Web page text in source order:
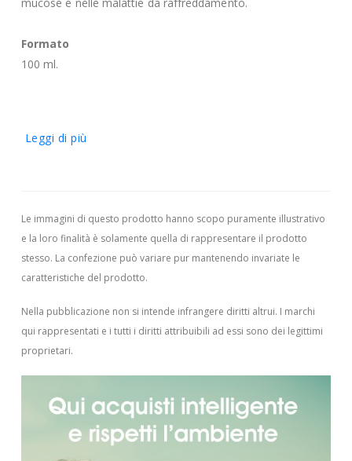
Formato
100 ml.
Leggi di più
Le immagini di questo prodotto hanno scopo puramente illustrativo
e la loro finalità è solamente quella di rappresentare il prodotto
stesso. La confezione può variare pur mantenendo invariate le
caratteristiche del prodotto.
Nella pubblicazione non si intende infrangere diritti altrui. I marchi
qui rappresentati e i tutti i diritti attribuibili ad essi sono dei legittimi
proprietari.